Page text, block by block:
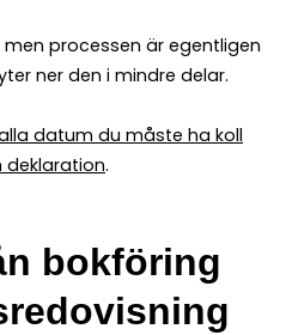
processen är egentligen
ner den i mindre delar.
datum du måste ha koll
deklaration.
bokföring